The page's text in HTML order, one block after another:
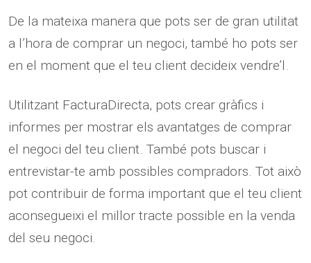
De la mateixa manera que pots ser de gran utilitat
a l’hora de comprar un negoci, també ho pots ser
en el moment que el teu client decideix vendre’l.
Utilitzant FacturaDirecta, pots crear gràfics i
informes per mostrar els avantatges de comprar
el negoci del teu client. També pots buscar i
entrevistar-te amb possibles compradors. Tot això
pot contribuir de forma important que el teu client
aconsegueixi el millor tracte possible en la venda
del seu negoci.